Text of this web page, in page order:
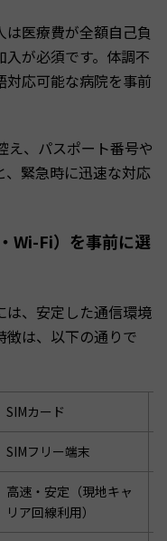
医療費が全額自己負
が必須です。体調不
対応可能な病院を事前
え、パスポート番号や
緊急時に迅速な対応
Wi-Fi）を事前に選
は、安定した通信環境
徴は、以下の通りで
SIMカード
SIMフリー端末
高速・安定（現地キャ
リア回線利用）